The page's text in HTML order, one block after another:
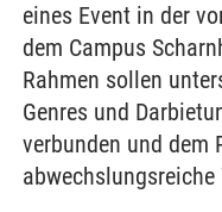
eines Event in der
dem Campus
Rahmen sollen
Genres und
verbunden und